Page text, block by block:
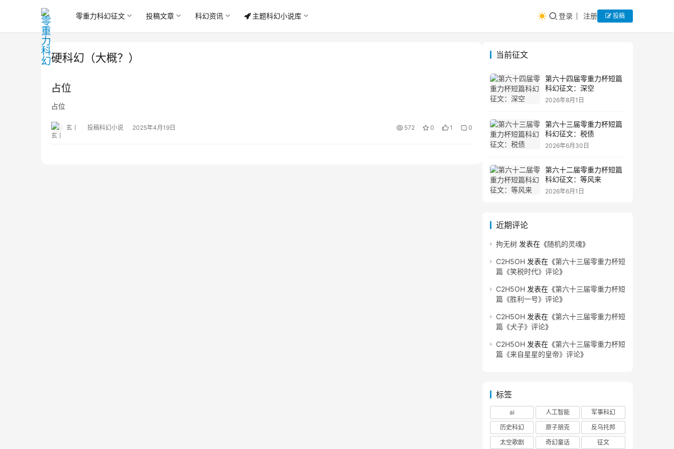
零重力科幻征文 投稿文章 科幻资讯 主题科幻小说库 登录 注册 投稿
硬科幻（大概？）
占位
占位
玄丨 投稿科幻小说 2025年4月19日 572 0 1 0
当前征文
第六十四届零重力杯短篇
科幻征文：深空
2026年8月1日
第六十三届零重力杯短篇
科幻征文：税债
2026年6月30日
第六十二届零重力杯短篇
科幻征文：等风来
2026年6月1日
近期评论
拘无树 发表在《随机的灵魂》
C2H5OH 发表在《第六十三届零重力杯短
篇《笑税时代》评论》
C2H5OH 发表在《第六十三届零重力杯短
篇《胜利一号》评论》
C2H5OH 发表在《第六十三届零重力杯短
篇《犬子》评论》
C2H5OH 发表在《第六十三届零重力杯短
篇《来自星星的皇帝》评论》
标签
ai 人工智能
军事科幻
历史科幻
原子朋克
反乌托邦
太空歌剧
奇幻童话 征文